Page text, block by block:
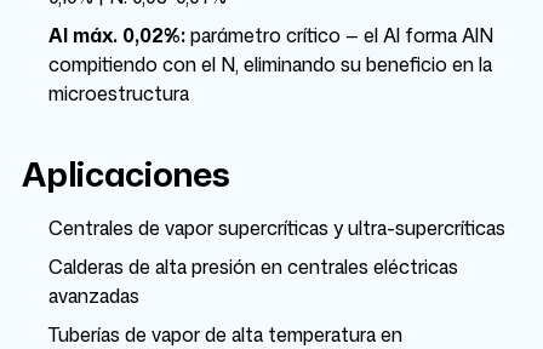
Al máx. 0,02%:parámetro crítico — el Al forma AlN
compitiendo con el N, eliminando su beneficio en la
microestructura
Aplicaciones
Centrales de vapor supercríticas y ultra-supercríticas
Calderas de alta presión en centrales eléctricas
avanzadas
Tuberías de vapor de alta temperatura en